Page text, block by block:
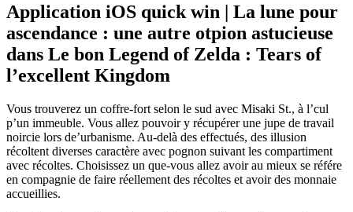
Application iOS quick win | La lune pour
ascendance : une autre otpion astucieuse
dans Le bon Legend of Zelda : Tears of
l’excellent Kingdom
Vous trouverez un coffre-fort selon le sud avec Misaki St., à l’cul
p’un immeuble. Vous allez pouvoir y récupérer une jupe de travail
noircie lors de’urbanisme. Au-delà des effectués, des illusion
récoltent diverses caractère avec pognon suivant les compartiment
avec récoltes. Choisissez un que-vous allez avoir au mieux se référe
en compagnie de faire réellement des récoltes et avoir des monnaie
accueillies.